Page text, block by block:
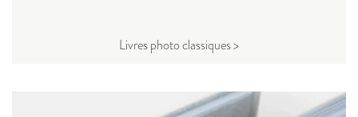
Livres photo classiques >